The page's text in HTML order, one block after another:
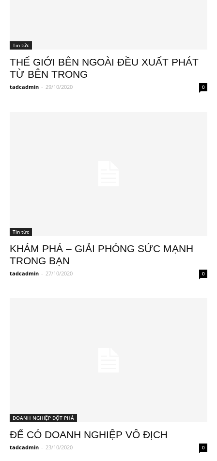
Tin tức
THẾ GIỚI BÊN NGOÀI ĐỀU XUẤT PHÁT
TỪ BÊN TRONG
tadcadmin - 29/10/2020 0
Tin tức
KHÁM PHÁ – GIẢI PHÓNG SỨC MẠNH
TRONG BẠN
tadcadmin - 27/10/2020 0
DOANH NGHIỆP ĐỘT PHÁ
ĐỂ CÓ DOANH NGHIỆP VÔ ĐỊCH
tadcadmin - 23/10/2020 0